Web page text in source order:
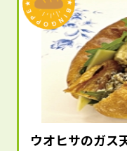
ウオヒサのガス